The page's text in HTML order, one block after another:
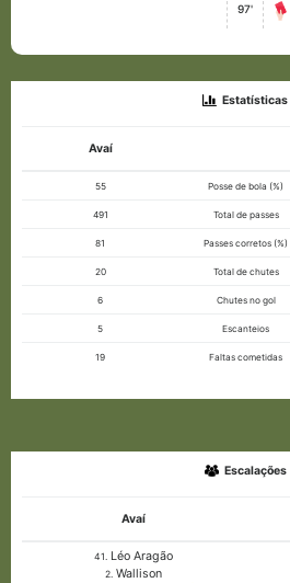
97'
Estatísticas
Avaí
55 Posse de bola (%)
491 Total de passes
81 Passes corretos (%)
20 Total de chutes
6 Chutes no gol
5 Escanteios
19 Faltas cometidas
Escalações
Avaí
41. Léo Aragão
2. Wallison